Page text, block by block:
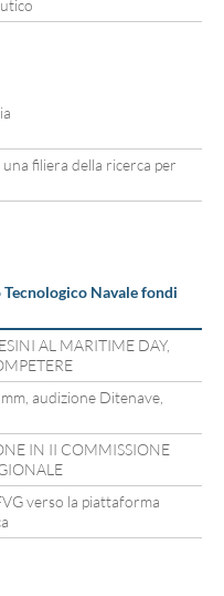
filiera della ricerca per
Navale fondi
AL MARITIME DAY,
audizione Ditenave,
IN II COMMISSIONE
verso la piattaforma